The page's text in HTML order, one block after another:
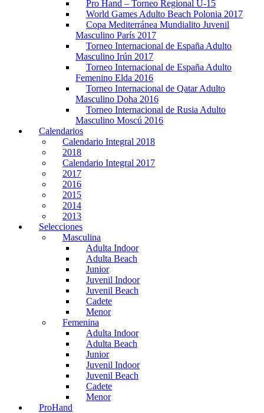
Pro Hand – Torneo Regional U-15
World Games Adulto Beach Polonia 2017
Copa Mediterránea Mundialito Juvenil
Masculino París 2017
Torneo Internacional de España Adulto
Masculino Irún 2017
Torneo Internacional de España Adulto
Femenino Elda 2016
Torneo Internacional de Qatar Adulto
Masculino Doha 2016
Torneo Internacional de Rusia Adulto
Masculino Moscú 2016
Calendarios
Calendario Integral 2018
2018
Calendario Integral 2017
2017
2016
2015
2014
2013
Selecciones
Masculina
Adulta Indoor
Adulta Beach
Junior
Juvenil Indoor
Juvenil Beach
Cadete
Menor
Femenina
Adulta Indoor
Adulta Beach
Junior
Juvenil Indoor
Juvenil Beach
Cadete
Menor
ProHand